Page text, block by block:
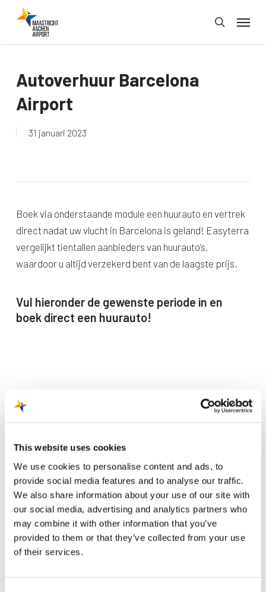
This website uses cookies
We use cookies to personalise content and ads, to
provide social media features and to analyse our traffic.
We also share information about your use of our site with
our social media, advertising and analytics partners who
may combine it with other information that you’ve
provided to them or that they’ve collected from your use
of their services.
search
Menu
Autoverhuur Barcelona
Airport
31 januari 2023
Boek via onderstaande module een huurauto en vertrek
direct nadat uw vlucht in Barcelona is geland! Easyterra
vergelijkt tientallen aanbieders van huurauto’s,
waardoor u altijd verzekerd bent van de laagste prijs.
Vul hieronder de gewenste periode in en
boek direct een huurauto!
Recente berichten
Trainingsvlucht 4 augustus
Nieuwe AI-primeur voor Maastricht Aachen Airport:
intelligent exoskelet ondersteunt vrachtafhandeling
Je kunt je nu aanmelden voor onze Burendag 2026!